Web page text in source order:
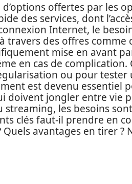
offertes par les
des services, dont
Internet, le
travers des offres comme
mise en avant
en cas de complication.
ou pour tester
est devenu
doivent jongler entre vie
streaming, les besoins
clés faut-il prendre en
avantages en tirer ?